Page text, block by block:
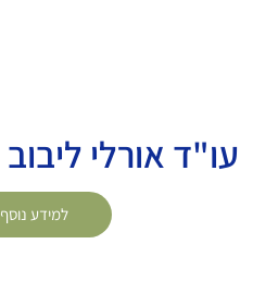
עו"ד אורלי ליבוב
למידע נוסף